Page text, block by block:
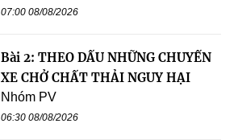
07:00 08/08/2026
Bài 2: THEO DẤU NHỮNG CHUYẾN
XE CHỞ CHẤT THẢI NGUY HẠI
Nhóm PV
06:30 08/08/2026